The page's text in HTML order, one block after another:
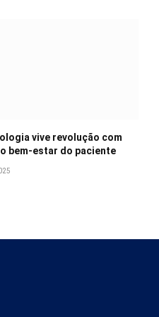
vive revolução com
bem-estar do paciente